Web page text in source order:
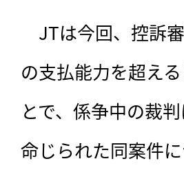
JTは今回、控訴
の支払能力を超え
とで、係争中の裁
命じられた同案件